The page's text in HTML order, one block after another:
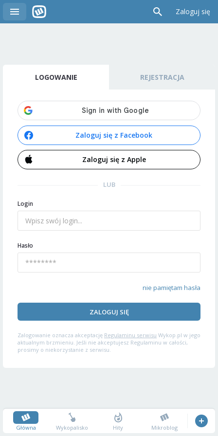
Zaloguj się
LOGOWANIE REJESTRACJA
Zaloguj się z Facebook
Zaloguj się z Apple
LUB
Login
Hasło
nie pamiętam hasła
ZALOGUJ SIĘ
Zalogowanie oznacza akceptację Regulaminu serwisu Wykop.pl w jego
aktualnym brzmieniu. Jeśli nie akceptujesz Regulaminu w całości,
prosimy o niekorzystanie z serwisu.
Główna Wykopalisko Hity Mikroblog